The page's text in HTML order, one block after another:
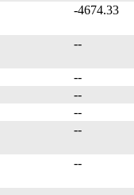
-4674.33
--
--
--
--
--
--